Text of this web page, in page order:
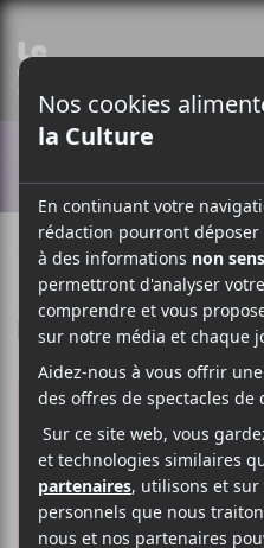
9 AVRIL 2019
PARLOUIS-PHILIPPE LABRÈCHE
/ ROCK
F
A
C
E
O
O
K
T
W
I
T
E
R
P
A
R
T
G
E
R